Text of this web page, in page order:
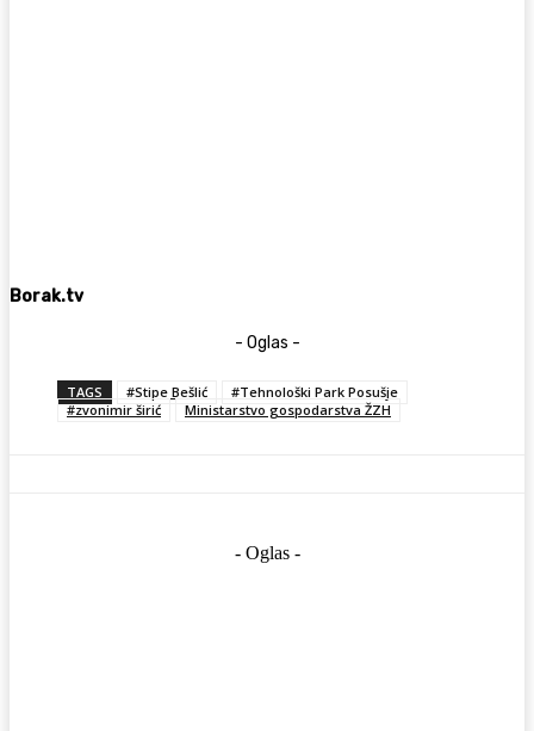
Borak.tv
- Oglas -
TAGS #Stipe Bešlić
#Tehnološki Park Posušje
#zvonimir širić
Ministarstvo gospodarstva ŽZH
- Oglas -